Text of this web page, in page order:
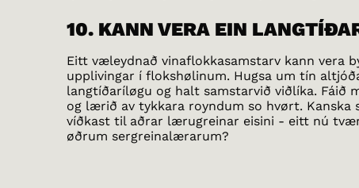
10. KANN VERA EIN
Eitt væleydnað vinaflokkasamstarv kann vera
upplivingar í flokshølinum. Hugsa um tín
langtíðaríløgu og halt samstarvið viðlíka. Fáið
og lærið av tykkara royndum so hvørt. Kanska
víðkast til aðrar lærugreinar eisini - eitt nú
øðrum sergreinalærarum?